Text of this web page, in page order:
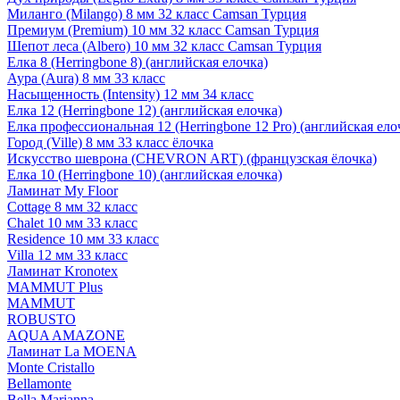
Миланго (Milango) 8 мм 32 класс Camsan Турция
Премиум (Premium) 10 мм 32 класс Camsan Турция
Шепот леса (Albero) 10 мм 32 класс Camsan Турция
Елка 8 (Herringbone 8) (английская елочка)
Аура (Aura) 8 мм 33 класс
Насыщенность (Intensity) 12 мм 34 класс
Елка 12 (Herringbone 12) (английская елочка)
Елка профессиональная 12 (Herringbone 12 Pro) (английская
Город (Ville) 8 мм 33 класс ёлочка
Искусство шеврона (CHEVRON ART) (французская ёлочка)
Елка 10 (Herringbone 10) (английская елочка)
Ламинат My Floor
Cottage 8 мм 32 класс
Chalet 10 мм 33 класс
Residence 10 мм 33 класс
Villa 12 мм 33 класс
Ламинат Kronotex
MAMMUT Plus
MAMMUT
ROBUSTO
AQUA AMAZONE
Ламинат La MOENA
Monte Cristallo
Bellamonte